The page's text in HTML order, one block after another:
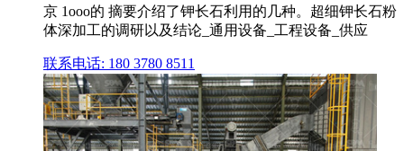
京 1ooo的 摘要介绍了钾长石利用的几种。超细钾长石粉
体深加工的调研以及结论_通用设备_工程设备_供应
联系电话: 180 3780 8511